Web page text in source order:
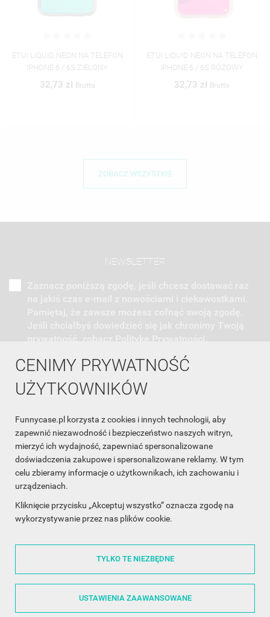
CENIMY PRYWATNOŚĆ
UŻYTKOWNIKÓW
Funnycase.pl korzysta z cookies i innych technologii, aby
zapewnić niezawodność i bezpieczeństwo naszych witryn,
mierzyć ich wydajność, zapewniać spersonalizowane
doświadczenia zakupowe i spersonalizowane reklamy. W tym
celu zbieramy informacje o użytkownikach, ich zachowaniu i
urządzeniach.
Kliknięcie przycisku „Akceptuj wszystko” oznacza zgodę na
wykorzystywanie przez nas plików cookie.
TYLKO TE NIEZBĘDNE
USTAWIENIA ZAAWANSOWANE
ETUI LIQUID NEON NA TELEFON
IPHONE 6 / 6S RÓŻOWY
32,73 zł
ETUI LIQUID NEON NA
IPHONE 6 / 6S
32,73 zł
ZOBACZ WSZYSTKIE
NEWSLETTER
INFORMACJA O SKLEPIE
INFORMACJE
OBSŁUGA KLIENTA
WSPÓŁPRACA
ŚLEDŹ NAS NA FACEBOOKU
Made with❤in Poland